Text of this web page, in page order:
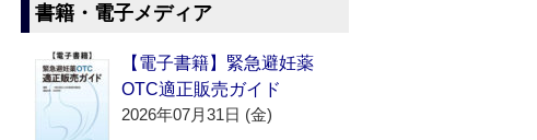
書籍・電子メディア
【電子書籍】緊急避妊薬
OTC適正販売ガイド
2026年07月31日 (金)